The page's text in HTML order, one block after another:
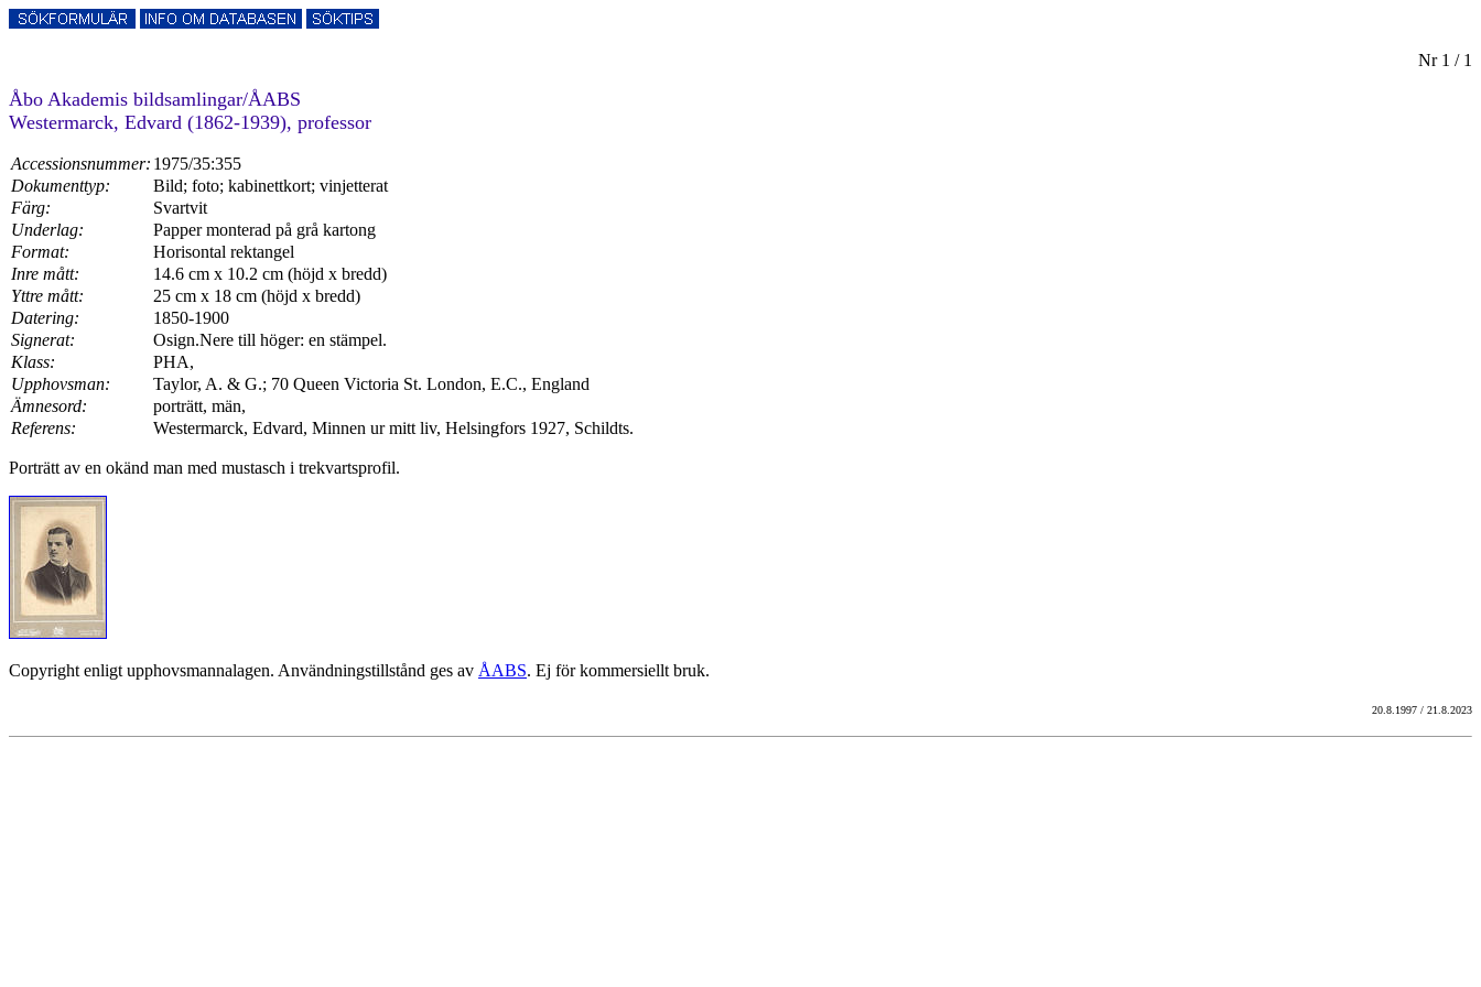
Nr 1 / 1
Åbo Akademis bildsamlingar/ÅABS
Westermarck, Edvard (1862-1939), professor
Accessionsnummer: 1975/35:355
Dokumenttyp:
Bild; foto; kabinettkort; vinjetterat
Färg:
Svartvit
Underlag:
Papper monterad på grå kartong
Format:
Horisontal rektangel
Inre mått:
14.6 cm x 10.2 cm (höjd x bredd)
Yttre mått:
25 cm x 18 cm (höjd x bredd)
Datering:
1850-1900
Signerat:
Osign.Nere till höger: en stämpel.
Klass:
PHA,
Upphovsman:
Taylor, A. & G.; 70 Queen Victoria St. London, E.C., England
Ämnesord:
porträtt, män,
Referens:
Westermarck, Edvard, Minnen ur mitt liv, Helsingfors 1927, Schildts.
Porträtt av en okänd man med mustasch i trekvartsprofil.
Copyright enligt upphovsmannalagen. Användningstillstånd ges av ÅABS. Ej för kommersiellt bruk.
20.8.1997 / 21.8.2023